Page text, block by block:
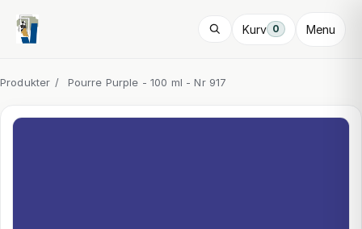
Kurv 0 Menu
Produkter / Pourre Purple - 100 ml - Nr 917